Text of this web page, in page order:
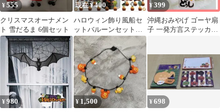
¥555
クリスマスオーナメン
ト 雪だるま 6個セット
現在 ¥400
ハロウィン飾り風船セ
ットバルーンセット飾
り付けかぼちゃ骨こう
もりくもドラキュラ
¥399
沖縄おみやげ ゴーヤ扇
子 一発方言ステッカー
¥980 ¥1,500 ¥698